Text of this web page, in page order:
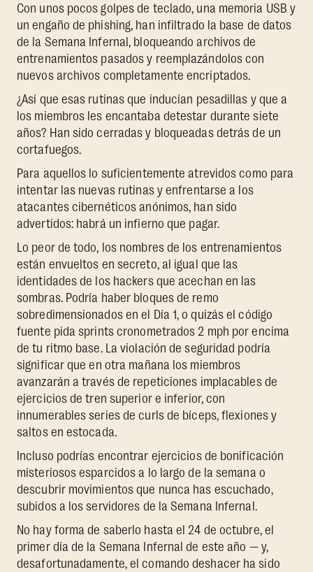
Con unos pocos golpes de teclado, una memoria USB y
un engaño de phishing, han infiltrado la base de datos
de la Semana Infernal, bloqueando archivos de
entrenamientos pasados y reemplazándolos con
nuevos archivos completamente encriptados.
¿Así que esas rutinas que inducían pesadillas y que a
los miembros les encantaba detestar durante siete
años? Han sido cerradas y bloqueadas detrás de un
cortafuegos.
Para aquellos lo suficientemente atrevidos como para
intentar las nuevas rutinas y enfrentarse a los
atacantes cibernéticos anónimos, han sido
advertidos: habrá un infierno que pagar.
Lo peor de todo, los nombres de los entrenamientos
están envueltos en secreto, al igual que las
identidades de los hackers que acechan en las
sombras. Podría haber bloques de remo
sobredimensionados en el Día 1, o quizás el código
fuente pida sprints cronometrados 2 mph por encima
de tu ritmo base. La violación de seguridad podría
significar que en otra mañana los miembros
avanzarán a través de repeticiones implacables de
ejercicios de tren superior e inferior, con
innumerables series de curls de bíceps, flexiones y
saltos en estocada.
Incluso podrías encontrar ejercicios de bonificación
misteriosos esparcidos a lo largo de la semana o
descubrir movimientos que nunca has escuchado,
subidos a los servidores de la Semana Infernal.
No hay forma de saberlo hasta el 24 de octubre, el
primer día de la Semana Infernal de este año — y,
desafortunadamente, el comando deshacer ha sido